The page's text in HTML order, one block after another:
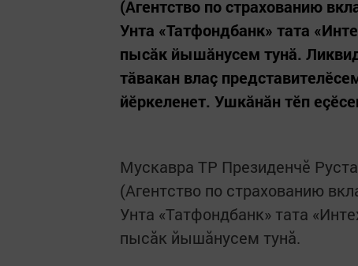
(Агентство по страхованию
Унта «Татфондбанк» тата
пысăк йышăнусем тунă.
тăвакан влаç
йӗркеленет. Ушкăнăн тӗп
Мускавра ТР Президенчӗ
(Агентство по страхованию
Унта «Татфондбанк» тата
пысăк йышăнусем тунă.